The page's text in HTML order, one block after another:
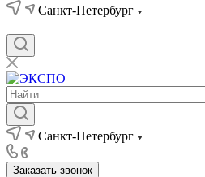
Санкт-Петербург
Санкт-Петербург
Заказать звонок